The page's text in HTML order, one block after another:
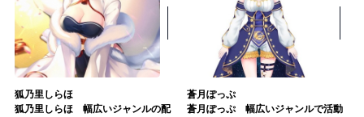
狐乃里しらほ
狐乃里しらほ 幅広いジャンルの配
蒼月ぽっぷ
蒼月ぽっぷ 幅広いジャンルで活動